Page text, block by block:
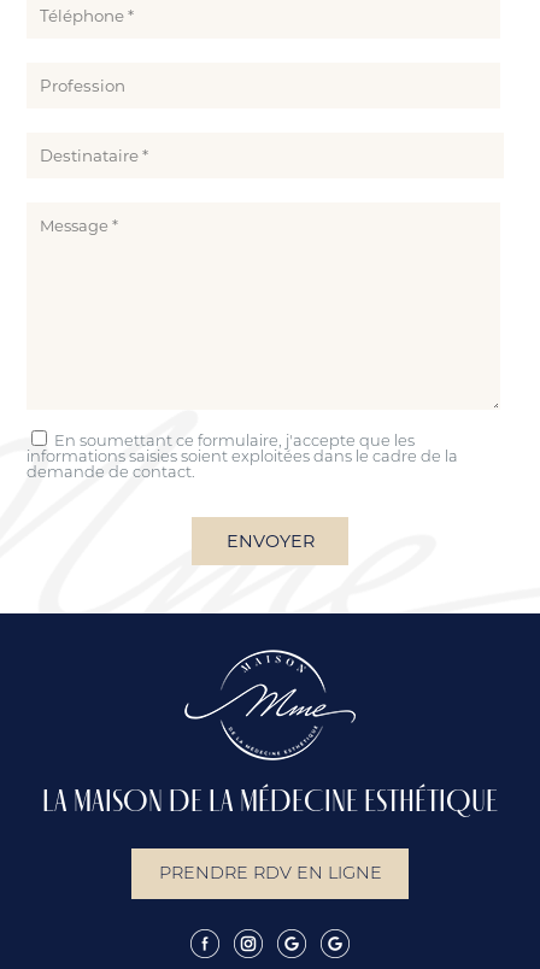
En soumettant ce formulaire, j'accepte que les
informations saisies soient exploitées dans le cadre de la
demande de contact.
LA MAISON DE LA MÉDECINE ESTHÉTIQUE
PRENDRE RDV EN LIGNE